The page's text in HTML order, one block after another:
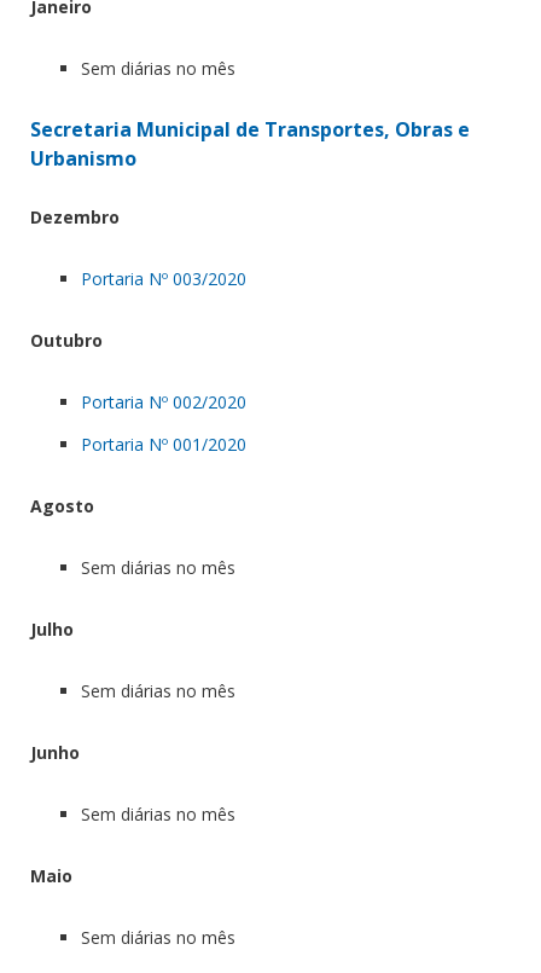
Janeiro
Sem diárias no mês
Secretaria Municipal de Transportes, Obras e
Urbanismo
Dezembro
Portaria Nº 003/2020
Outubro
Portaria Nº 002/2020
Portaria Nº 001/2020
Agosto
Sem diárias no mês
Julho
Sem diárias no mês
Junho
Sem diárias no mês
Maio
Sem diárias no mês